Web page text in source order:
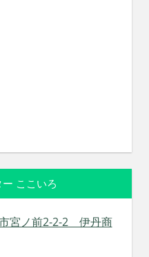
ここいろ
宮ノ前2-2-2 伊丹商